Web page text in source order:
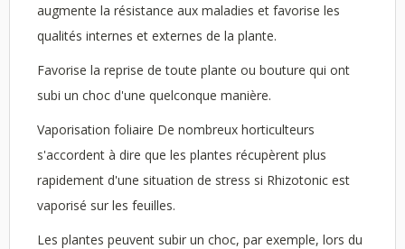
augmente la résistance aux maladies et favorise les
qualités internes et externes de la plante.
Favorise la reprise de toute plante ou bouture qui ont
subi un choc d'une quelconque manière.
Vaporisation foliaire De nombreux horticulteurs
s'accordent à dire que les plantes récupèrent plus
rapidement d'une situation de stress si Rhizotonic est
vaporisé sur les feuilles.
Les plantes peuvent subir un choc, par exemple, lors du